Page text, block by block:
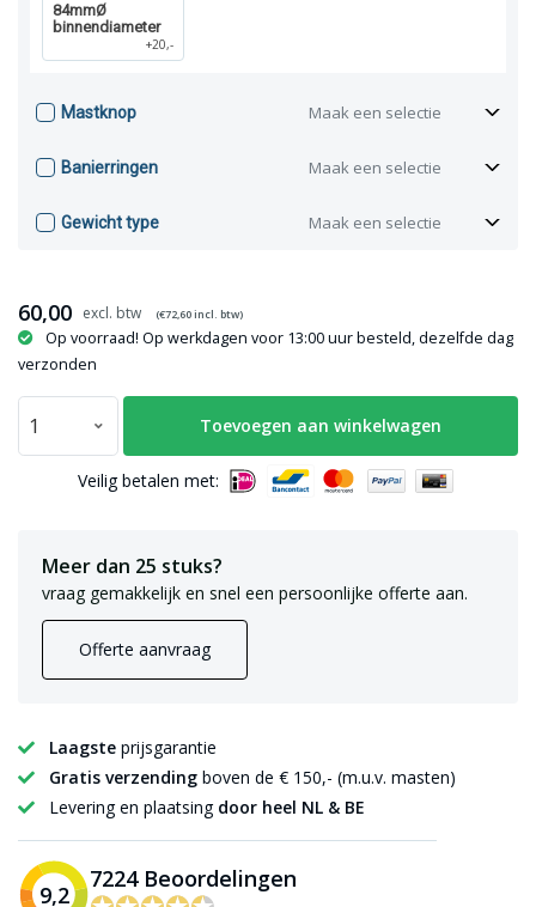
84mmØ
binnendiameter
+20,-
Mastknop Maak een selectie
Banierringen Maak een selectie
Gewicht type Maak een selectie
60,00 (€72,60incl. btw)
Op voorraad! Op werkdagen voor 13:00 uur besteld, dezelfde dag
verzonden
Toevoegen aan winkelwagen
Veilig betalen met:
Meer dan 25 stuks?
vraag gemakkelijk en snel een persoonlijke offerte aan.
Offerte aanvraag
Laagste prijsgarantie
Gratis verzending boven de € 150,- (m.u.v. masten)
Levering en plaatsing door heel NL & BE
9,2
7224 Beoordelingen